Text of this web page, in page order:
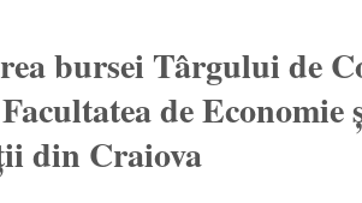
bursei Târgului de
de
din Craiova